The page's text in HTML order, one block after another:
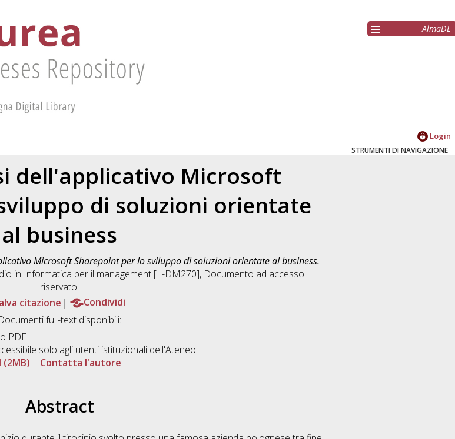
AlmaDL
Login
STRUMENTI DI NAVIGAZIONE
dell'applicativo Microsoft
di soluzioni orientate
al business
Microsoft Sharepoint per lo sviluppo di soluzioni orientate al business.
in Informatica per il management [L-DM270], Documento ad accesso
riservato.
citazione
Condividi
full-text disponibili:
PDF
solo agli utenti istituzionali dell'Ateneo
(2MB) | Contatta l'autore
Abstract